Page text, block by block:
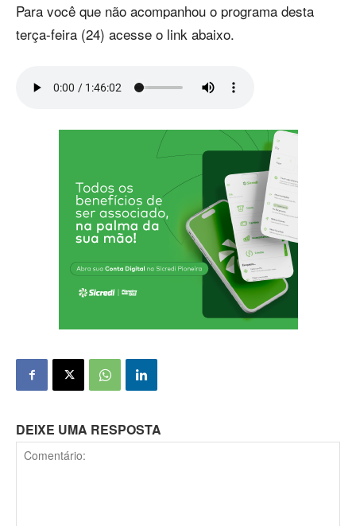
Para você que não acompanhou o programa desta
terça-feira (24) acesse o link abaixo.
DEIXE UMA RESPOSTA